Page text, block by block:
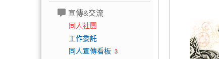
宣傳&交流
同人社團
工作委託
同人宣傳看板 3